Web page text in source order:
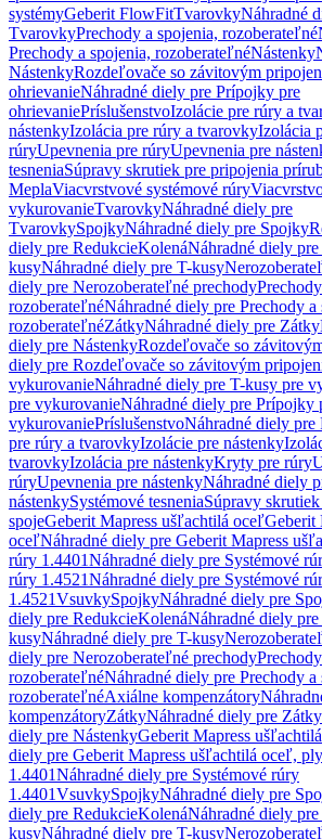
systémyGeberit FlowFitTvarovkyNáhradné
TvarovkyPrechody a spojenia, rozoberateľné
Prechody a spojenia, rozoberateľnéNástenky
NástenkyRozdeľovače so závitovým
ohrievanieNáhradné diely pre Prípojky pre
ohrievaniePríslušenstvoIzolácie pre rúry a
nástenkyIzolácia pre rúry a tvarovkyIzolácia
rúryUpevnenia pre rúryUpevnenia pre
tesneniaSúpravy skrutiek pre pripojenia
MeplaViacvrstvové systémové rúry
vykurovanieTvarovkyNáhradné diely pre
TvarovkySpojkyNáhradné diely pre Spojky
diely pre RedukcieKolenáNáhradné diely
kusyNáhradné diely pre T-kusy
diely pre Nerozoberateľné prechody
rozoberateľnéNáhradné diely pre Prechody a
rozoberateľnéZátkyNáhradné diely pre Zátky
diely pre NástenkyRozdeľovače so
diely pre Rozdeľovače so závitovým
vykurovanieNáhradné diely pre T-kusy pre
pre vykurovanieNáhradné diely pre Prípojky
vykurovaniePríslušenstvoNáhradné diely pre
pre rúry a tvarovkyIzolácie pre nástenky
tvarovkyIzolácia pre nástenkyKryty pre rúry
rúryUpevnenia pre nástenkyNáhradné diely
nástenkySystémové tesneniaSúpravy
spojeGeberit Mapress ušľachtilá oceľGeberit
oceľNáhradné diely pre Geberit Mapress
rúry 1.4401Náhradné diely pre Systémové
rúry 1.4521Náhradné diely pre Systémové
1.4521VsuvkySpojkyNáhradné diely pre
diely pre RedukcieKolenáNáhradné diely
kusyNáhradné diely pre T-kusy
diely pre Nerozoberateľné prechody
rozoberateľnéNáhradné diely pre Prechody a
rozoberateľnéAxiálne kompenzátory
kompenzátoryZátkyNáhradné diely pre Zátky
diely pre NástenkyGeberit Mapress
diely pre Geberit Mapress ušľachtilá oceľ,
1.4401Náhradné diely pre Systémové rúry
1.4401VsuvkySpojkyNáhradné diely pre
diely pre RedukcieKolenáNáhradné diely
kusyNáhradné diely pre T-kusy